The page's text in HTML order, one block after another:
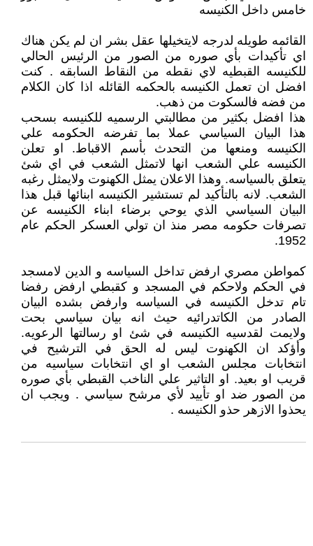
خامس داخل الكنيسه
القائمه طويله لدرجه لايتخيلها عقل بشر ان لم يكن هناك
اي تأكيدات بأي صوره من الصور من الرئيس الحالي
للكنيسه القبطيه لاي نقطه من النقاط السابقه . كنت
افضل ان تعمل الكنيسه بالحكمه القائله اذا كان الكلام
من فضه فالسكوت من ذهب.
هذا افضل بكثير من مطالبتي الرسميه للكنيسه بسحب
هذا البيان السياسي عملا بما تفرضه الحكومه علي
الكنيسه ومنعها من التحدث بأسم الاقباط. او تعلن
الكنيسه علي الشعب انها لاتمثل الشعب في اي شئ
يتعلق بالسياسه. وهذا الاعلان يمثل الكهنوت ولايمثل رغبه
الشعب. لانه بالتأكيد لم تستشير الكنيسه ابنائها قبل هذا
البيان السياسي الذي يوحي برضاء ابناء الكنيسه عن
تصرفات حكومه مصر منذ ان تولي العسكر الحكم عام
1952.
كمواطن مصري ارفض تداخل السياسه و الدين لامسجد
في الحكم ولاحكم في المسجد و كقبطي ارفض رفضا
تام تدخل الكنيسه في السياسه وارفض بشده البيان
الصادر من الكاتدرائيه حيث انه بيان سياسي بحت
ولايمت لقدسيه الكنيسه في شئ او رسالتها الرعويه.
وأؤكد ان الكهنوت ليس له الحق في الترشيح في
انتخابات مجلس الشعب او اي انتخابات سياسيه من
قريب او بعيد. او التاثير علي الناخب القبطي بأي صوره
من الصور ضد او تأييد لأي مرشح سياسي . ويجب ان
يحذوا الازهر حذو الكنيسه .